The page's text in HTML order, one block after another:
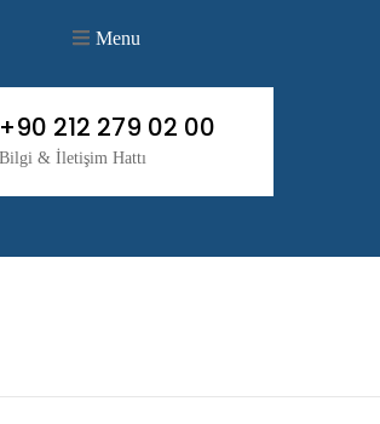
Menu
+90 212 279 02 00
Bilgi & İletişim Hattı